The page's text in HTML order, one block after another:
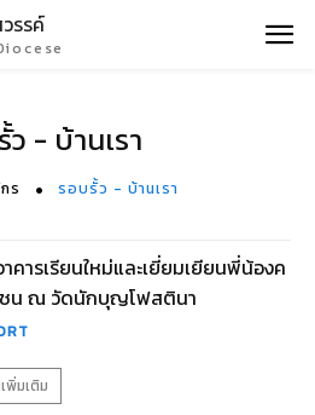
รรค์
ว - บ้านเรา
ร รอบรั้ว - บ้านเรา
าคารเรียนใหม่และเยี่ยมเยียนพี่น้องค
น ณ วัดนักบุญโฟสตินา
พิ่มเติม